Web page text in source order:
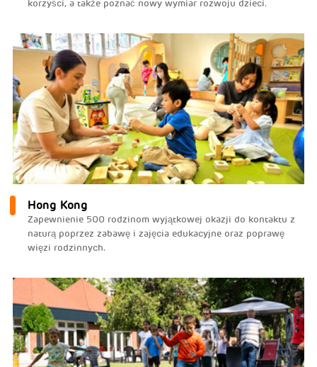
korzyści, a także poznać nowy wymiar rozwoju dzieci.
Hong Kong
Zapewnienie 500 rodzinom wyjątkowej okazji do kontaktu z
naturą poprzez zabawę i zajęcia edukacyjne oraz poprawę
więzi rodzinnych.